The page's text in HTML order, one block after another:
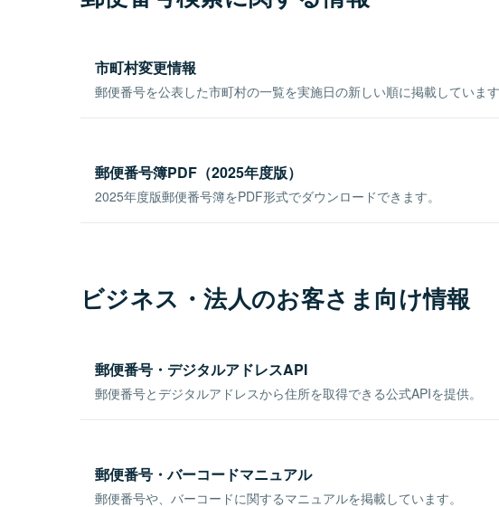
市町村変更情報
郵便番号を公表した市町村の一覧を実施日の新しい順に掲載しています
郵便番号簿PDF（2025年度版）
2025年度版郵便番号簿をPDF形式でダウンロードできます。
ビジネス・法人のお客さま向け情報
郵便番号・デジタルアドレスAPI
郵便番号とデジタルアドレスから住所を取得できる公式APIを提供。
郵便番号・バーコードマニュアル
郵便番号や、バーコードに関するマニュアルを掲載しています。